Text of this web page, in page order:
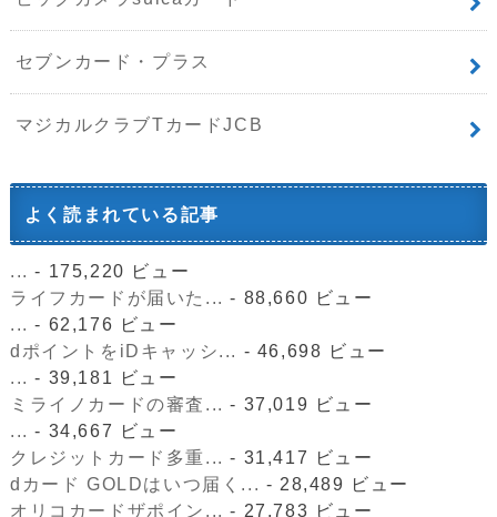
セブンカード・プラス
マジカルクラブTカードJCB
よく読まれている記事
... - 175,220 ビュー
ライフカードが届いた... - 88,660 ビュー
... - 62,176 ビュー
dポイントをiDキャッシ... - 46,698 ビュー
... - 39,181 ビュー
ミライノカードの審査... - 37,019 ビュー
... - 34,667 ビュー
クレジットカード多重... - 31,417 ビュー
dカード GOLDはいつ届く... - 28,489 ビュー
オリコカードザポイン... - 27,783 ビュー